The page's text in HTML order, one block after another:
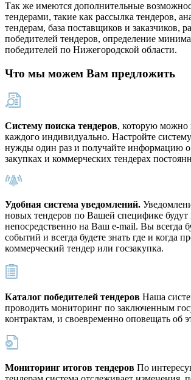
Так же имеются дополнительные
тендерами, такие как рассылка тендеров,
тендерам, база поставщиков и заказчиков,
победителей тендеров, определение
победителей по Нижегородской области.
Что мы можем Вам предложить
Систему поиска тендеров, которую можно
каждого индивидуально. Настройте
нужды один раз и получайте информацию о
закупках и коммерческих тендерах
Удобная система уведомлений.
новых тендеров по Вашей специфике будут
непосредственно на Ваш e-mail. Вы всегда
событий и всегда будете знать где и когда
коммерческий тендер или госзакупка.
Каталог победителей тендеров Наша
проводить мониторинг по заключенным
контрактам, и своевременно оповещать об
Мониторинг итогов тендеров По